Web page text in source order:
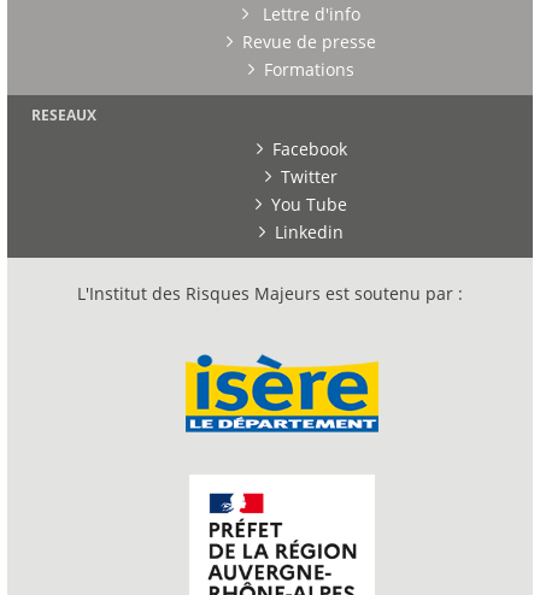
Lettre d'info
Revue de presse
Formations
RESEAUX
Facebook
Twitter
You Tube
Linkedin
L'Institut des Risques Majeurs est soutenu par :